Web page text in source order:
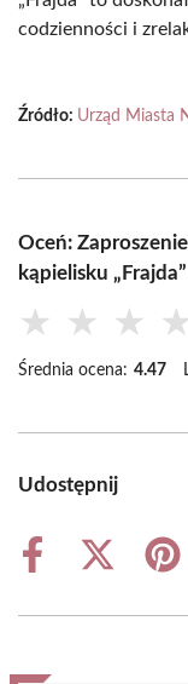
codzienności i
Źródło: Urząd Miasta
Oceń:
kąpielisku
★ ★ ★ ★
Średnia ocena: 4.47
Udostępnij
Share
Share
(Twitter)